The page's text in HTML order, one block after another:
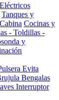
Tanques y
Cocinas y
- Toldillas -
y
Evita
Bengalas
Interruptor